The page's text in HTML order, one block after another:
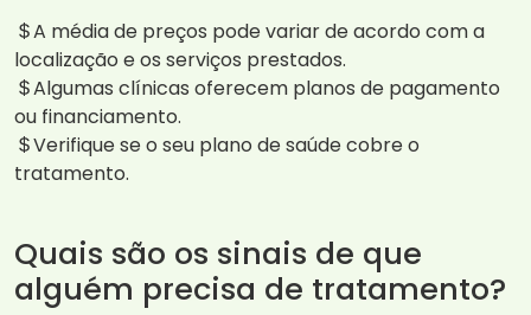
A média de preços pode variar de acordo com a
localização e os serviços prestados.
Algumas clínicas oferecem planos de pagamento
ou financiamento.
Verifique se o seu plano de saúde cobre o
tratamento.
Quais são os sinais de que
alguém precisa de tratamento?